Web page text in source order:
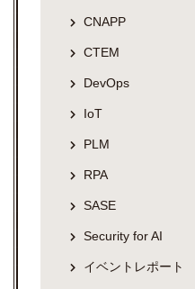
CNAPP
CTEM
DevOps
IoT
PLM
RPA
SASE
Security for AI
イベントレポート